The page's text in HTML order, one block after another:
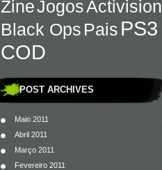
ZineJogosActivision
Black Ops Pais PS3
COD
POST ARCHIVES
Maio 2011
Abril 2011
Março 2011
Fevereiro 2011